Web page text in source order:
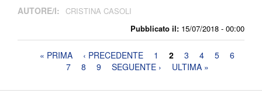
Pubblicato il: 15/07/2018 - 00:00
AUTORE/I: CRISTINA CASOLI
Pagine« PRIMA ‹ PRECEDENTE 1 2 3 4 5
6
7
8 9 SEGUENTE › ULTIMA »